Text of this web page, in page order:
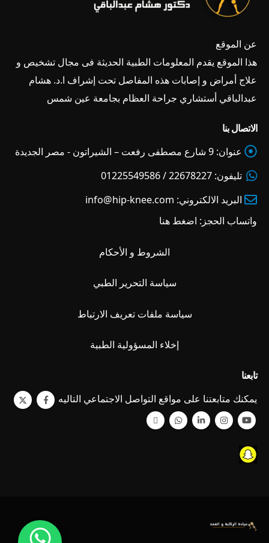
عن الموقع
هذا الموقع يقدم المعلومات الطبية الحديثة فى مجال تشخيص و
علاج أمراض و إصابات هذه المفاصل تحت إشراف ا.د. هشام
عبدالباقي أستشاري جراحة العظام بجامعة عين شمس
الاتصال بنا
عنوان: 9 شارع مصطفى رفعت – الشيراتون - مصر الجديدة
تليفون: 22678227 / 01225549586
البريد الالكتروني: info@hip-knee.com
واتساب الحجز: اضغط هنا
الشروط و الأحكام
سياسة التحرير الطبي
سياسة ملفات تعريف الارتباط
إخلاء المسؤولية الطبية
تابعنا
يمكنك متابعتنا على مواقع التواصل الاجتماعي التاليه